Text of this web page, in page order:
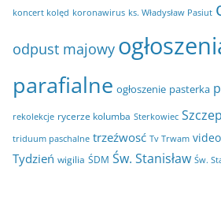
koncert kolęd koronawirus ks. Władysław Pasiut
odpust majowy
parafialne ogłoszenie pasterka
rekolekcje rycerze kolumba Sterkowiec
triduum paschalne trzeźwosć Tv Trwam video
Tydzień wigilia ŚDM Św. Stanisław Św.